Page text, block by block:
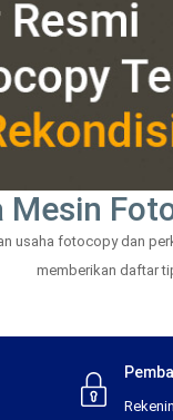
Mesin
usaha fotocopy dan
memberikan daftar